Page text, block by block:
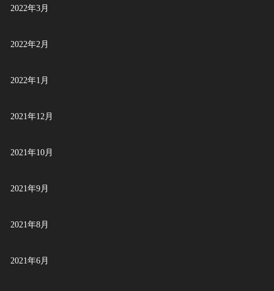
2022年3月
2022年2月
2022年1月
2021年12月
2021年10月
2021年9月
2021年8月
2021年6月